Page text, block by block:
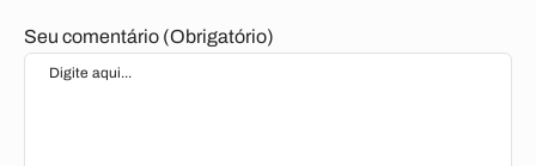
Seu comentário (Obrigatório)